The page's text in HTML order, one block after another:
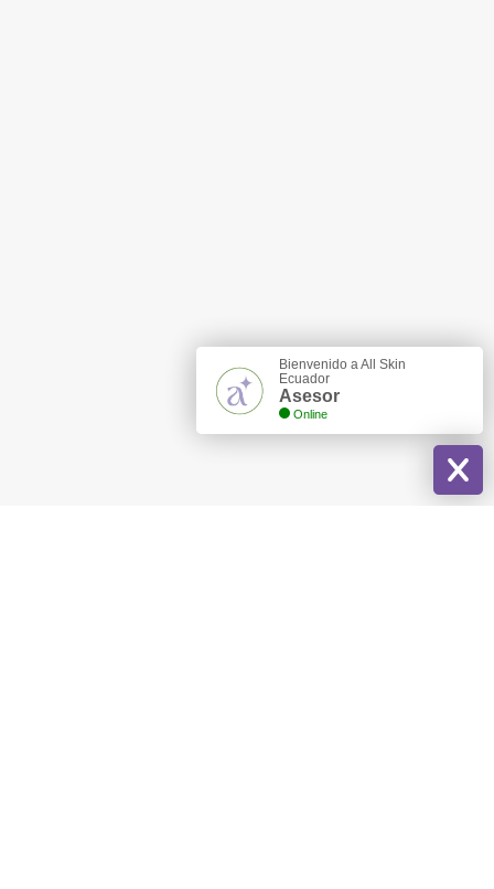
Bienvenido a All Skin
Ecuador
Asesor
Online